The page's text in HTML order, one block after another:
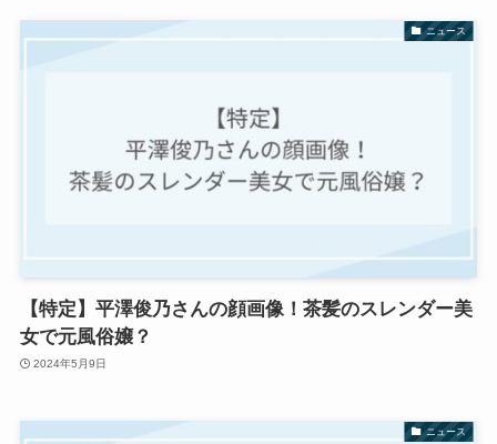
ニュース
【特定】平澤俊乃さんの顔画像！茶髪のスレンダー美
女で元風俗嬢？
2024年5月9日
ニュース